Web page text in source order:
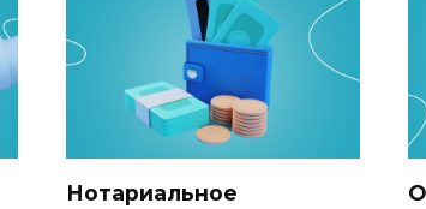
Нотариальное